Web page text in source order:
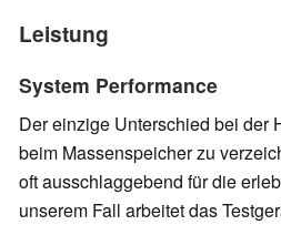
Leistung
System Performance
Der einzige Unterschied bei der
beim Massenspeicher zu
oft ausschlaggebend für die
unserem Fall arbeitet das